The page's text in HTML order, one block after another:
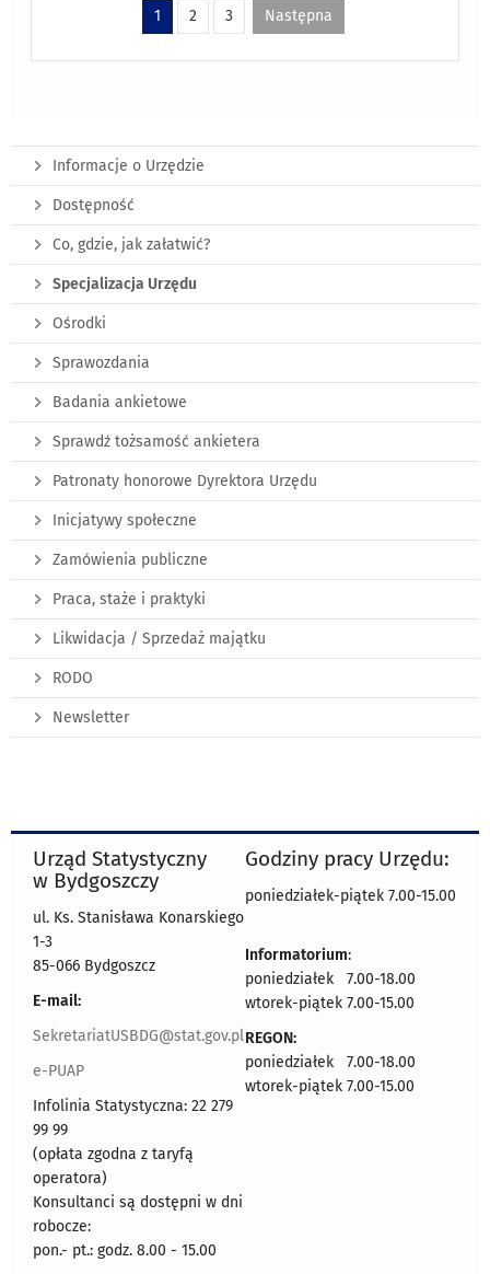
1 2 3 Następna
Informacje o Urzędzie
Dostępność
Co, gdzie, jak załatwić?
Specjalizacja Urzędu
Ośrodki
Sprawozdania
Badania ankietowe
Sprawdź tożsamość ankietera
Patronaty honorowe Dyrektora Urzędu
Inicjatywy społeczne
Zamówienia publiczne
Praca, staże i praktyki
Likwidacja / Sprzedaż majątku
RODO
Newsletter
Urząd Statystyczny
w Bydgoszczy
ul. Ks. Stanisława Konarskiego
1-3
85-066 Bydgoszcz
E-mail:
SekretariatUSBDG@stat.gov.pl
e-PUAP
Infolinia Statystyczna: 22 279
99 99
(opłata zgodna z taryfą
operatora)
Konsultanci są dostępni w dni
robocze:
pon.- pt.: godz. 8.00 - 15.00
Godziny pracy Urzędu:
poniedziałek-piątek 7.00-15.00
Informatorium:
poniedziałek 7.00-18.00
wtorek-piątek 7.00-15.00
REGON:
poniedziałek 7.00-18.00
wtorek-piątek 7.00-15.00